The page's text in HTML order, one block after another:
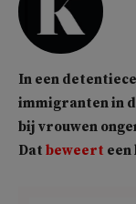
In een
immigranten in
bij vrouwen
Dat beweert